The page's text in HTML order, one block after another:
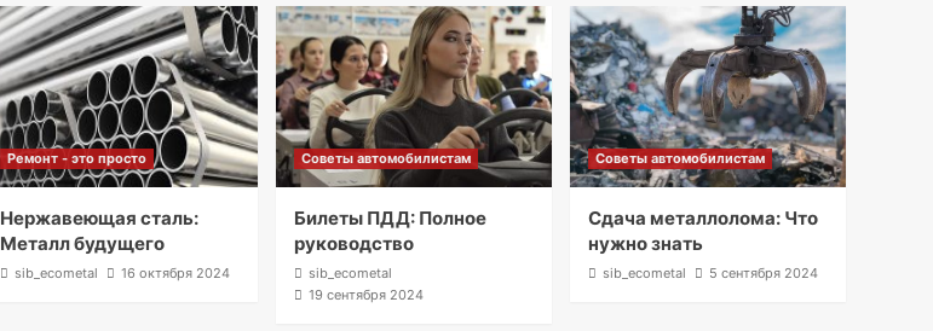
Ремонт - это просто
Нержавеющая сталь:
Металл будущего
sib_ecometal 16 октября 2024
Советы автомобилистам
Билеты ПДД: Полное
руководство
sib_ecometal
19 сентября 2024
Советы автомобилистам
Сдача металлолома: Что
нужно знать
sib_ecometal 5 сентября 2024